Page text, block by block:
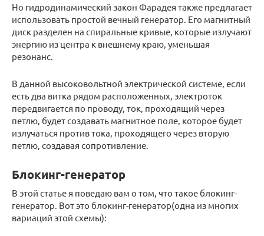
Но гидродинамический закон Фарадея также предлагает
использовать простой вечный генератор. Его магнитный
диск разделен на спиральные кривые, которые излучают
энергию из центра к внешнему краю, уменьшая
резонанс.
В данной высоковольтной электрической системе, если
есть два витка рядом расположенных, электроток
передвигается по проводу, ток, проходящий через
петлю, будет создавать магнитное поле, которое будет
излучаться против тока, проходящего через вторую
петлю, создавая сопротивление.
Блокинг-генератор
В этой статье я поведаю вам о том, что такое блокинг-
генератор. Вот это блокинг-генератор(одна из многих
вариаций этой схемы):